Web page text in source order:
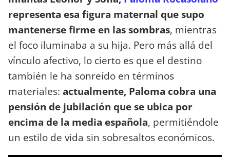
representa esa figura maternal que supo
mantenerse firme en las sombras, mientras
el foco iluminaba a su hija. Pero más allá del
vínculo afectivo, lo cierto es que el destino
también le ha sonreído en términos
materiales: actualmente, Paloma cobra una
pensión de jubilación que se ubica por
encima de la media española, permitiéndole
un estilo de vida sin sobresaltos económicos.